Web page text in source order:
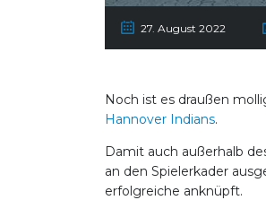
27. August 2022
Noch ist es draußen
Hannover Indians.
Damit auch außerhalb
an den Spielerkader
erfolgreiche anknüpft.